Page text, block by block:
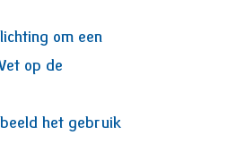
om een
op de
het gebruik